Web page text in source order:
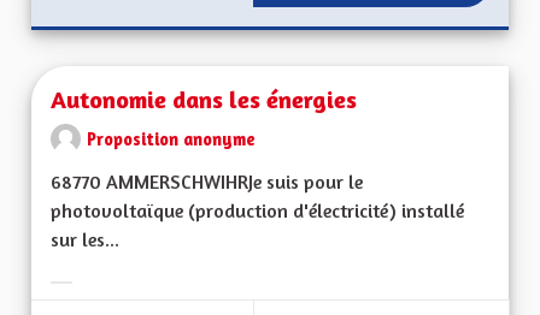
Autonomie dans les énergies
Proposition anonyme
68770 AMMERSCHWIHRJe suis pour le
photovoltaïque (production d'électricité) installé
sur les...